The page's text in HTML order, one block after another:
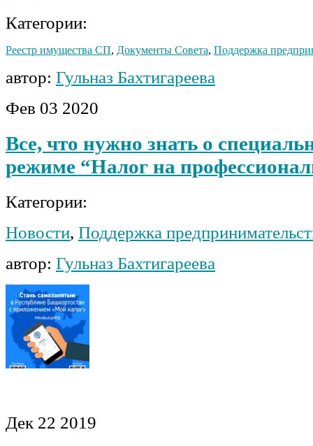
Категории:
Реестр имущества СП, Документы Совета, Поддержка
автор: Гульназ Бахтигареева
Фев 03 2020
Все, что нужно знать о
режиме “Налог на
Категории:
Новости, Поддержка
автор: Гульназ Бахтигареева
Дек 22 2019